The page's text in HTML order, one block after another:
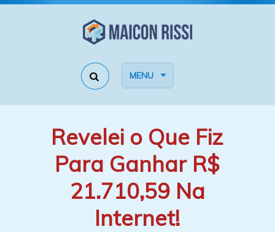
MENU
Revelei o Que Fiz
Para Ganhar R$
21.710,59 Na
Internet!